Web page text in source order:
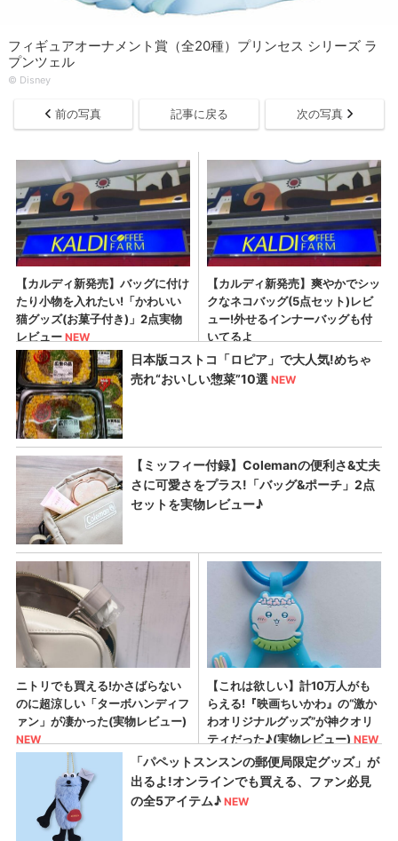
フィギュアオーナメント賞（全20種）プリンセス シリーズ ラ
プンツェル
© Disney
前の写真 記事に戻る 次の写真